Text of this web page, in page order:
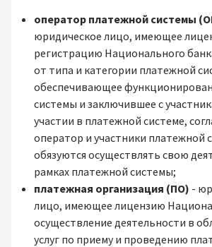
оператор платежной системы
юридическое лицо, имеющее
регистрацию Национального
от типа и категории платежной
обеспечивающее
системы и заключившее с
участии в платежной системе,
оператор и участники платежной
обязуются осуществлять свою
рамках платежной системы;
платежная организация (ПО) -
лицо, имеющее лицензию
осуществление деятельности в
услуг по приему и проведению